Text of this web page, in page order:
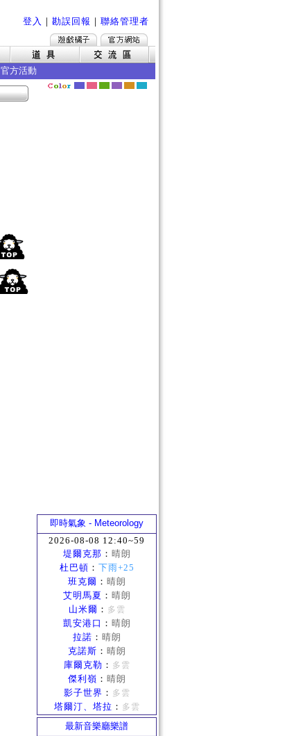
登入 ｜ 勘誤回報 ｜ 聯絡管理者
官方活動
即時氣象 - Meteorology
2026-08-08 12:40~59
堤爾克那 ： 晴朗
杜巴頓 ： 下雨+25
班克爾 ： 晴朗
艾明馬夏 ： 晴朗
山米爾 ： 多雲
凱安港口 ： 晴朗
拉諾 ： 晴朗
克諾斯 ： 晴朗
庫爾克勒 ： 多雲
傑利嶺 ： 晴朗
影子世界 ： 多雲
塔爾汀、塔拉 ： 多雲
最新音樂廳樂譜